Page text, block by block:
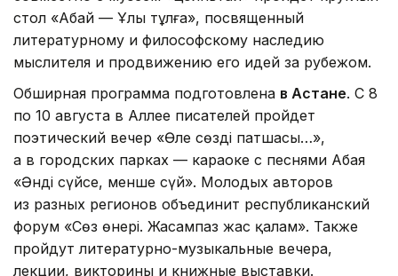
стол «Абай — Ұлы тұлға», посвященный
литературному и философскому наследию
мыслителя и продвижению его идей за рубежом.
Обширная программа подготовлена в Астане. С 8
по 10 августа в Аллее писателей пройдет
поэтический вечер «Өлең сөздің патшасы…»,
а в городских парках — караоке с песнями Абая
«Әнді сүйсең, менше сүй». Молодых авторов
из разных регионов объединит республиканский
форум «Сөз өнері. Жасампаз жас қалам». Также
пройдут литературно-музыкальные вечера,
лекции, викторины и книжные выставки.